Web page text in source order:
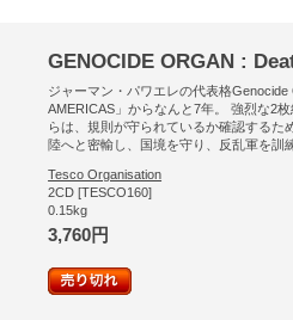
GENOCIDE ORGAN :
ジャーマン・パワエレの代表格
AMERICAS」からなんと7年。 強烈な2
らは、規則が守られているか確認する
陸へと密輸し、国境を守り、反乱軍を訓
Tesco Organisation
2CD [TESCO160]
0.15kg
3,760円